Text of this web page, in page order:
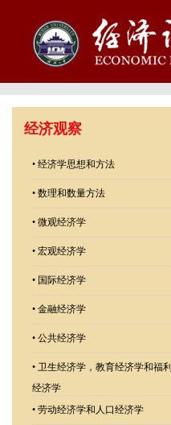
经济观察
• 经济学思想和方法
• 数理和数量方法
• 微观经济学
• 宏观经济学
• 国际经济学
• 金融经济学
• 公共经济学
• 卫生经济学，教育经济学和福利
经济学
• 劳动经济学和人口经济学